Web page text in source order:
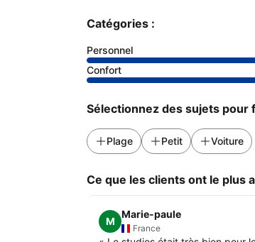
Catégories :
Personnel
Confort
Sélectionnez des sujets pour
Plage Petit Voiture
Ce que les clients ont le plus
M
Marie-paule
France